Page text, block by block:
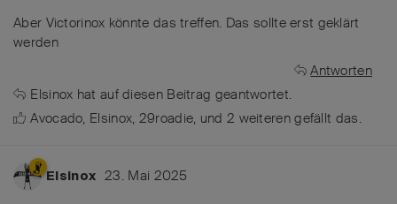
Aber Victorinox könnte das treffen. Das sollte erst geklärt
werden
Antworten
Elsinox hat auf diesen Beitrag geantwortet.
Avocado, Elsinox, 29roadie, und 2 weiterengefällt das.
Elsinox 23. Mai 2025